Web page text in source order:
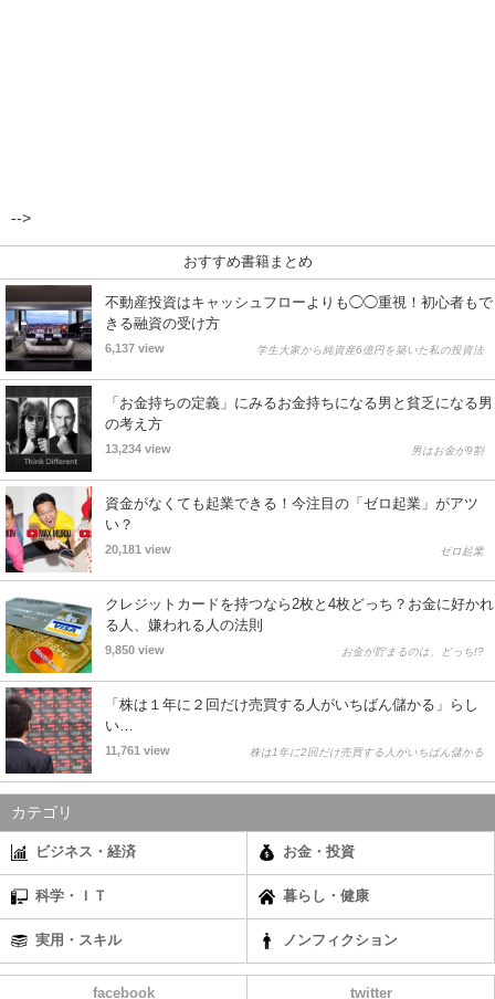
-->
おすすめ書籍まとめ
不動産投資はキャッシュフローよりも◯◯重視！初心者もで
きる融資の受け方
6,137 view 学生大家から純資産6億円を築いた私の投資法
「お金持ちの定義」にみるお金持ちになる男と貧乏になる男
の考え方
13,234 view 男はお金が9割
資金がなくても起業できる！今注目の「ゼロ起業」がアツ
い？
20,181 view ゼロ起業
クレジットカードを持つなら2枚と4枚どっち？お金に好かれ
る人、嫌われる人の法則
9,850 view お金が貯まるのは、どっち!?
「株は１年に２回だけ売買する人がいちばん儲かる」らし
い…
11,761 view 株は1年に2回だけ売買する人がいちばん儲かる
カテゴリ
ビジネス・経済 お金・投資
科学・ＩＴ 暮らし・健康
実用・スキル ノンフィクション
facebook twitter